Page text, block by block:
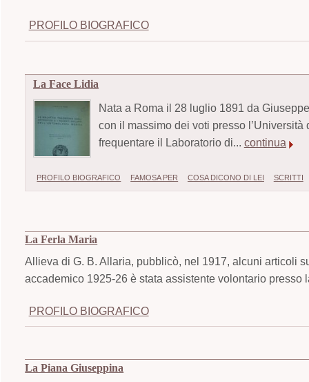
PROFILO BIOGRAFICO
La Face Lidia
Nata a Roma il 28 luglio 1891 da
con il massimo dei voti presso
frequentare il Laboratorio di... continua
PROFILO BIOGRAFICO FAMOSA PER COSA DICONO DI LEI SCRITTI
La Ferla Maria
Allieva di G. B. Allaria, pubblicò, nel 1917, alcuni articoli
accademico 1925-26 è stata assistente volontario
PROFILO BIOGRAFICO
La Piana Giuseppina